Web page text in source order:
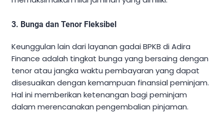
3. Bunga dan Tenor Fleksibel
Keunggulan lain dari layanan gadai BPKB di Adira
Finance adalah tingkat bunga yang bersaing dengan
tenor atau jangka waktu pembayaran yang dapat
disesuaikan dengan kemampuan finansial peminjam.
Hal ini memberikan ketenangan bagi peminjam
dalam merencanakan pengembalian pinjaman.